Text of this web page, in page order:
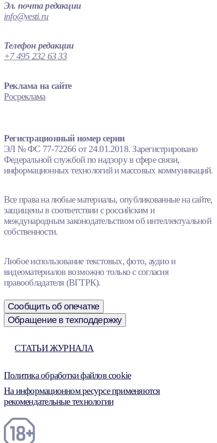
Эл. почта редакции
info@vesti.ru
Телефон редакции
+7 495 232 63 33
Реклама на сайте
Росреклама
Регистрационный номер серии
ЭЛ № ФС 77-72266 от 24.01.2018. Зарегистрировано
Федеральной службой по надзору в сфере связи,
информационных технологий и массовых коммуникаций.
Все права на любые материалы, опубликованные на сайте,
защищены в соответствии с российским и
международным законодательством об интеллектуальной
собственности.
Любое использование текстовых, фото, аудио и
видеоматериалов возможно только с согласия
правообладателя (ВГТРК).
Сообщить об опечатке
Обращение в техподдержку
СТАТЬИ ЖУРНАЛА
Политика обработки файлов cookie
На информационном ресурсе применяются
рекомендательные технологии